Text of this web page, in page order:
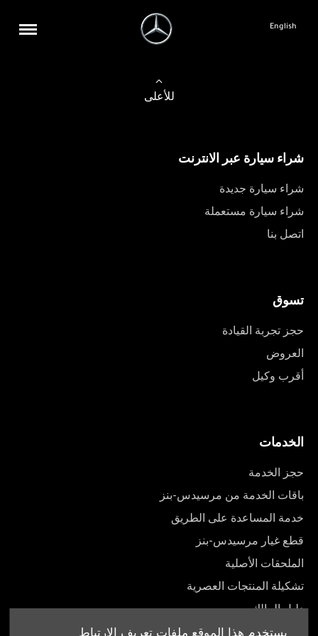
يستخدم هذا الموقع ملفات تعريف الارتباط
English
للأعلى
شراء سيارة عبر الانترنت
شراء سيارة جديدة
شراء سيارة مستعملة
اتصل بنا
تسوق
حجز تجربة القيادة
العروض
أقرب وكيل
الخدمات
حجز الخدمة
باقات الخدمة من مرسيدس-بنز
خدمة المساعدة على الطريق
قطع غيار مرسيدس-بنز
الملحقات الأصلية
تشكيلة المنتجات العصرية
دليل المالك